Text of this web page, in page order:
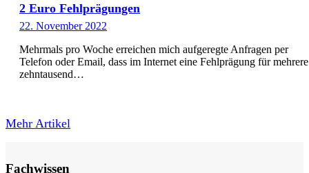
2 Euro Fehlprägungen
22. November 2022
Mehrmals pro Woche erreichen mich aufgeregte Anfragen per
Telefon oder Email, dass im Internet eine Fehlprägung für mehrere
zehntausend…
Mehr Artikel
Fachwissen